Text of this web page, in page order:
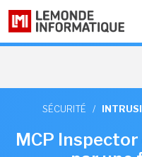
SÉCURITÉ /
MCP